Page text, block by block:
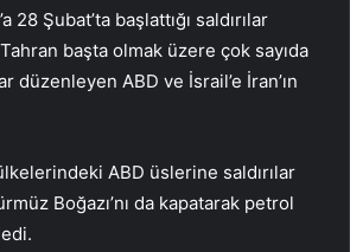
28 Şubat’ta başlattığı saldırılar
başta olmak üzere çok sayıda
düzenleyen ABD ve İsrail’e İran’ın
ABD üslerine saldırılar
Boğazı’nı da kapatarak petrol